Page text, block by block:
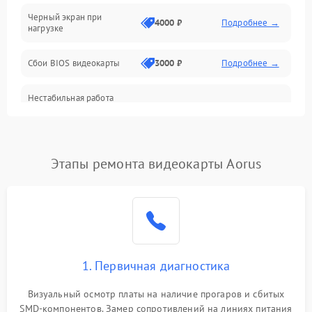
Электропитание
ПО
Электронные компоненты
Общие поломки
Черный экран при
нагрузке
4000 ₽ Подробнее →
Сбои BIOS видеокарты 3000 ₽ Подробнее →
Нестабильная работа
Этапы ремонта видеокарты Aorus
1. Первичная диагностика
Визуальный осмотр платы на наличие прогаров и сбитых
SMD-компонентов. Замер сопротивлений на линиях питания